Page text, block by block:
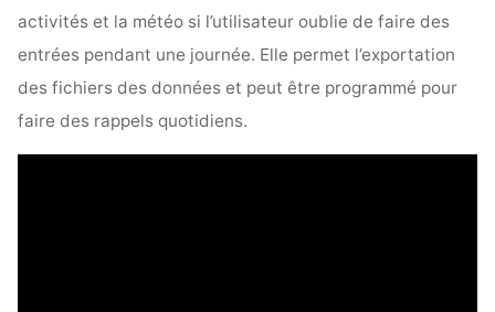
activités et la météo si l’utilisateur oublie de faire des
entrées pendant une journée. Elle permet l’exportation
des fichiers des données et peut être programmé pour
faire des rappels quotidiens.